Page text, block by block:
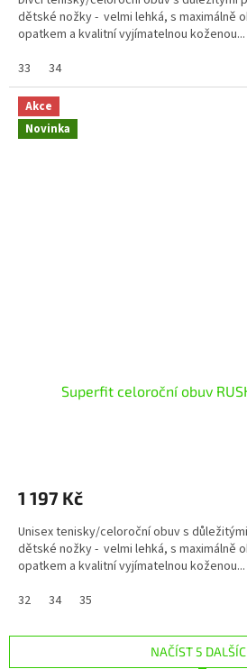
dětské nožky - velmi lehká, s maximálně
opatkem a kvalitní vyjímatelnou koženou...
33
34
Akce
Novinka
Superfit celoroční obuv
1 197 Kč
Unisex tenisky/celoroční obuv s
dětské nožky - velmi lehká, s maximálně
opatkem a kvalitní vyjímatelnou koženou...
32
34 35
NAČÍST 5